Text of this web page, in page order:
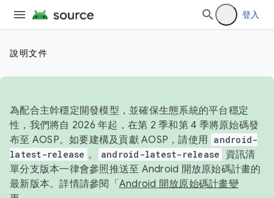
登入
說明文件
為配合主幹穩定開發模型，並確保生態系統的平台穩定
性，我們將自 2026 年起，在第 2 季和第 4 季將原始碼發
布至 AOSP。如要建構及貢獻 AOSP，請使用 android-
latest-release 。 android-latest-release
資訊清
單分支版本一律會參照推送至 Android 開放原始碼計畫的
最新版本。詳情請參閱「 Android 開放原始碼計畫變